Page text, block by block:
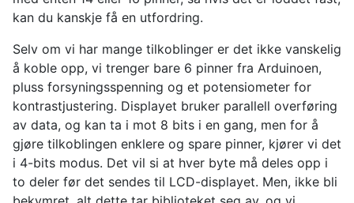
kan du kanskje få en utfordring.
Selv om vi har mange tilkoblinger er det ikke vanskelig
å koble opp, vi trenger bare 6 pinner fra Arduinoen,
pluss forsyningsspenning og et potensiometer for
kontrastjustering. Displayet bruker parallell overføring
av data, og kan ta i mot 8 bits i en gang, men for å
gjøre tilkoblingen enklere og spare pinner, kjører vi det
i 4-bits modus. Det vil si at hver byte må deles opp i
to deler før det sendes til LCD-displayet. Men, ikke bli